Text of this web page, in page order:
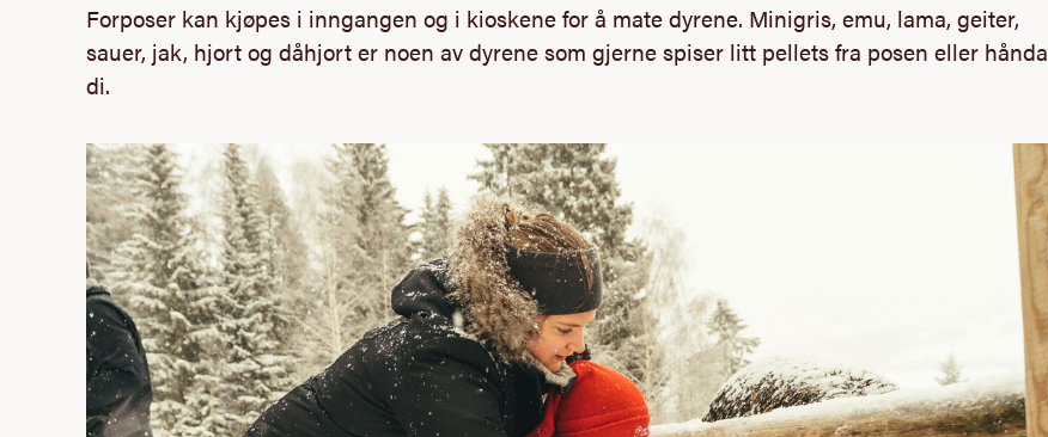
Forposer kan kjøpes i inngangen og i kioskene for å mate dyrene. Minigris, emu, lama, geiter,
sauer, jak, hjort og dåhjort er noen av dyrene som gjerne spiser litt pellets fra posen eller hånda
di.